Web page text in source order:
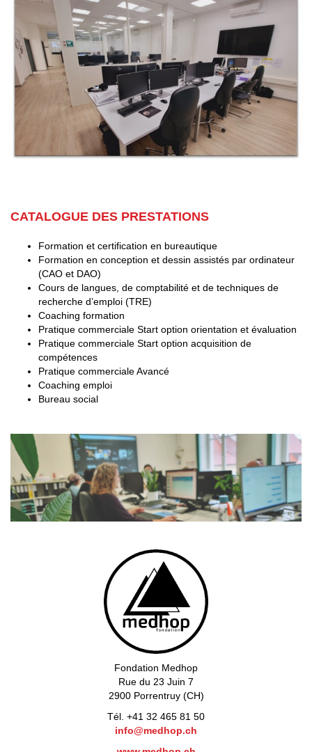
CATALOGUE DES PRESTATIONS
Formation et certification en bureautique
Formation en conception et dessin assistés par ordinateur
(CAO et DAO)
Cours de langues, de comptabilité et de techniques de
recherche d’emploi (TRE)
Coaching formation
Pratique commerciale Start option orientation et évaluation
Pratique commerciale Start option acquisition de
compétences
Pratique commerciale Avancé
Coaching emploi
Bureau social
Fondation Medhop
Rue du 23 Juin 7
2900 Porrentruy (CH)
Tél. +41 32 465 81 50
info@medhop.ch